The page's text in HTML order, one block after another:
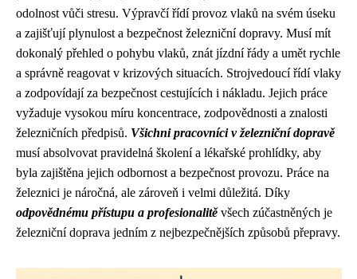
odolnost vůči stresu. Výpravčí řídí provoz vlaků na svém úseku
a zajišťují plynulost a bezpečnost železniční dopravy. Musí mít
dokonalý přehled o pohybu vlaků, znát jízdní řády a umět rychle
a správně reagovat v krizových situacích. Strojvedoucí řídí vlaky
a zodpovídají za bezpečnost cestujících i nákladu. Jejich práce
vyžaduje vysokou míru koncentrace, zodpovědnosti a znalosti
železničních předpisů. Všichni pracovníci v železniční dopravě
musí absolvovat pravidelná školení a lékařské prohlídky, aby
byla zajištěna jejich odbornost a bezpečnost provozu. Práce na
železnici je náročná, ale zároveň i velmi důležitá. Díky
odpovědnému přístupu a profesionalitěvšech zúčastněných je
železniční doprava jedním z nejbezpečnějších způsobů přepravy.